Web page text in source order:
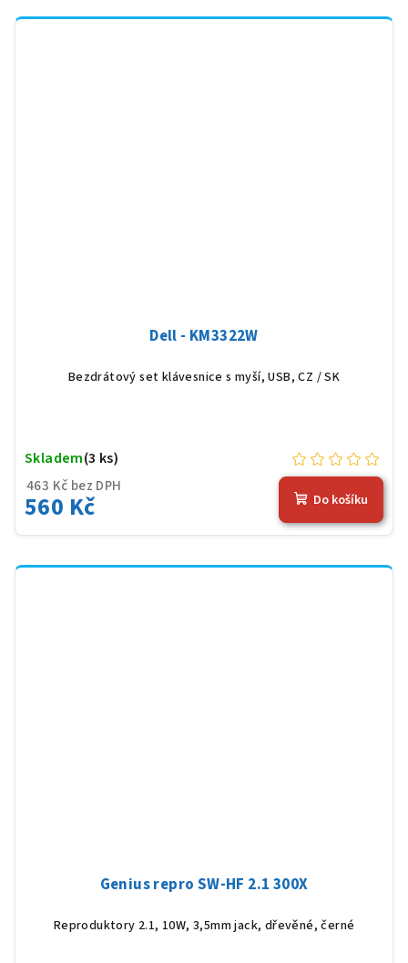
Dell - KM3322W
Bezdrátový set klávesnice s myší, USB, CZ / SK
463 Kč bez DPH
560 Kč
Skladem(3 ks)
Do košíku
Genius repro SW-HF 2.1 300X
Reproduktory 2.1, 10W, 3,5mm jack, dřevěné, černé